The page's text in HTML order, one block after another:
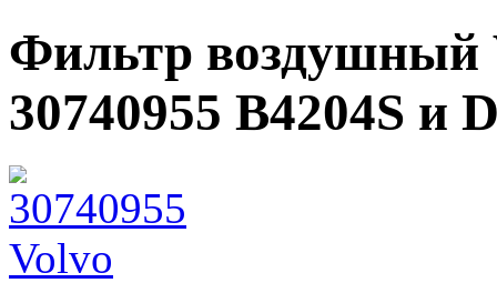
Фильтр воздушный
30740955 B4204S и